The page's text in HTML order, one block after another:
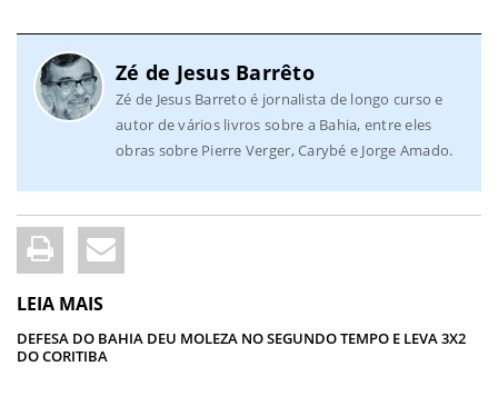
Zé de Jesus Barrêto
Zé de Jesus Barreto é jornalista de longo curso e
autor de vários livros sobre a Bahia, entre eles
obras sobre Pierre Verger, Carybé e Jorge Amado.
LEIA MAIS
DEFESA DO BAHIA DEU MOLEZA NO SEGUNDO TEMPO E LEVA 3X2
DO CORITIBA